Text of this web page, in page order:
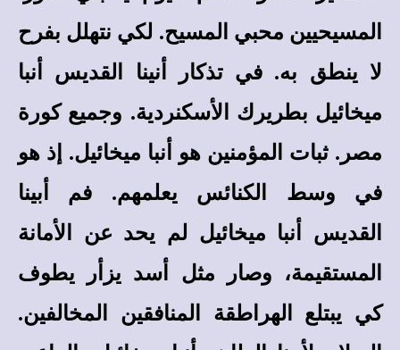
المسيحيين محبي المسيح. لكي نتهلل بفرح
لا ينطق به. في تذكار أنينا القديس أنبا
ميخائيل بطريرك الأسكنردية. وجميع كورة
مصر. ثبات المؤمنين هو أنبا ميخائيل. إذ هو
في وسط الكنائس يعلمهم. فم أبينا
القديس أنبا ميخائيل لم يحد عن الأمانة
المستقيمة، وصار مثل أسد يزأر يطوف
كي يبتلع الهراطقة المنافقين المخالفين.